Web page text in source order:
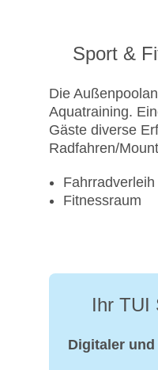
Sport &
Die
Aquatraining.
Gäste diverse
Radfahren/
Fahrradverleih
Fitnessraum
Ihr TUI
Digitaler